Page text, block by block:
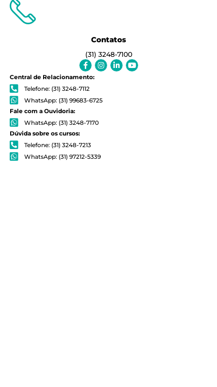
Contatos
(31) 3248-7100
Facebook-
f
Instagram
Linkedin-
in
Youtube
Central de Relacionamento:
Telefone: (31) 3248-7112
WhatsApp: (31) 99683-6725
Fale com a Ouvidoria:
WhatsApp: (31) 3248-7170
Dúvida sobre os cursos:
Telefone: (31) 3248-7213
WhatsApp: (31) 97212-5339